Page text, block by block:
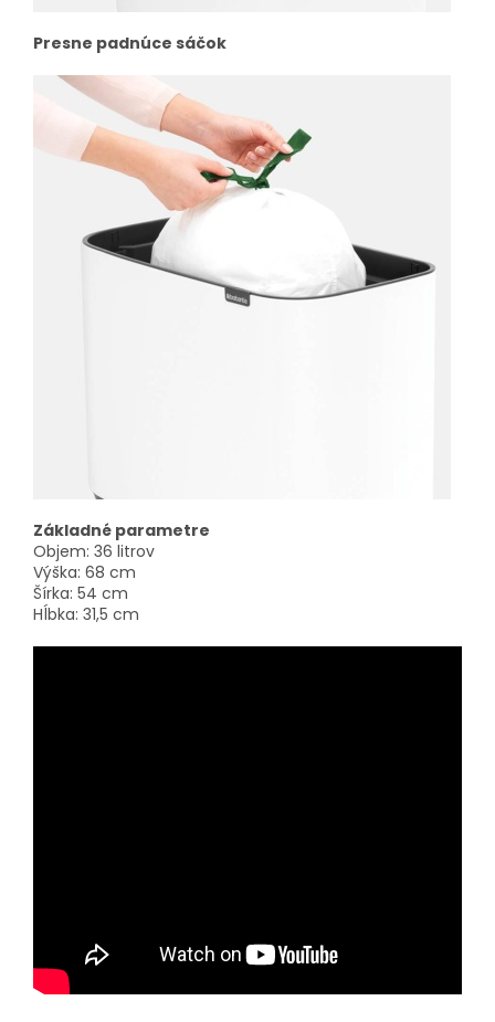
Presne padnúce sáčok
Základné parametre
Objem: 36 litrov
Výška: 68 cm
Šírka: 54 cm
Hĺbka: 31,5 cm